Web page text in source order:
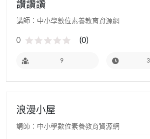
讚讚讚
講師：中小學數位素養教育資源網
0 (0)
9
浪漫小屋
講師：中小學數位素養教育資源網